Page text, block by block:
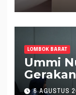
LOMBOK BARAT
Ummi
6 AGUSTUS